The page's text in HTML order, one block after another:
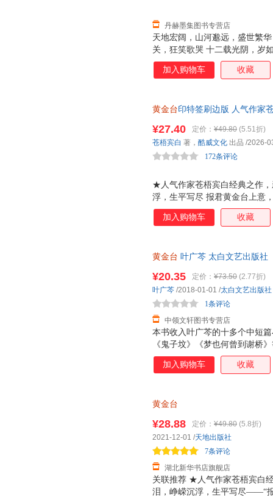
天地宏阔，山河邈远，盛世繁
关，狂笑歌哭 十二载光阴，岁
笑，一生 愿山河万里，家国安
丹赫墨集图书专营店
加入购物车 收藏
黄金台印特签刷边版 人气作家
随书附赠：靖国公列传+敕旨+
★人气作家苍梧宾白经典之作
浮，生平写尽 报君黄金台上意
下人，他不负他 ★凡有所命，
十二载光阴，岁如长河，都在
¥27.40 定价： ¥49.80 (5.51折)
172条评论
苍梧宾白 著， 酷威文化 出品 /2026-
加入购物车 收藏
黄金台 叶广芩 太白文艺出版社
本书收入叶广芩的十多个中短
《鬼子坟》《梦也何曾到谢桥
《长虫二颤》《黑鱼千岁》等
既有老北京风味讲述，又有作
的生活致敬。作者对笔下人物
¥20.35 定价： ¥73.50 (2.77折)
中领文轩图书专营店
1条评论
叶广芩 /2018-01-01 /太白文艺出版社
加入购物车 收藏
黄金台
关联推荐 ★人气作家苍梧宾白
泪，峥嵘沉浮，生平写尽——“
¥28.88 定价： ¥49.80 (5.8折)
湖北新华书店旗舰店
7条评论
2021-12-01 /天地出版社